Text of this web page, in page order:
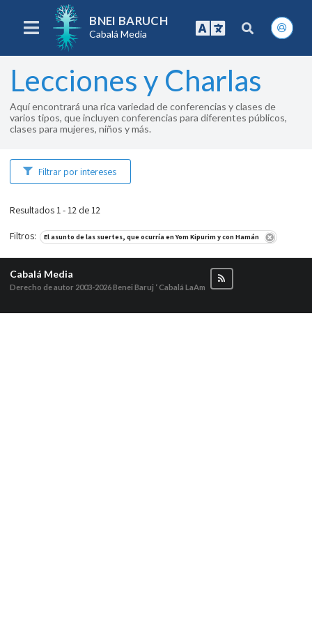
BNEI BARUCH
Cabalá Media
Lecciones y Charlas
Aquí encontrará una rica variedad de conferencias y clases de
varios tipos, que incluyen conferencias para diferentes públicos,
clases para mujeres, niños y más.
Filtrar por intereses
Resultados 1 - 12 de 12
Filtros: El asunto de las suertes, que ocurría en Yom Kipurim y con Hamán
Cabalá Media
Derecho de autor 2003-2026Benei Baruj ‘ Cabalá LaAm